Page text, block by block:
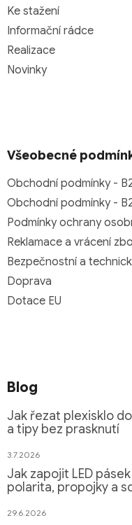
Ke stažení
Informační rádce
Realizace
Novinky
Všeobecné
Obchodní podmínky -
Obchodní podmínky -
Podmínky ochrany
Reklamace a vrácení
Bezpečnostní a
Doprava
Dotace EU
Blog
Jak řezat plexisklo
a tipy bez prasknutí
3.7.2026
Jak zapojit LED
polarita, propojky a
29.6.2026